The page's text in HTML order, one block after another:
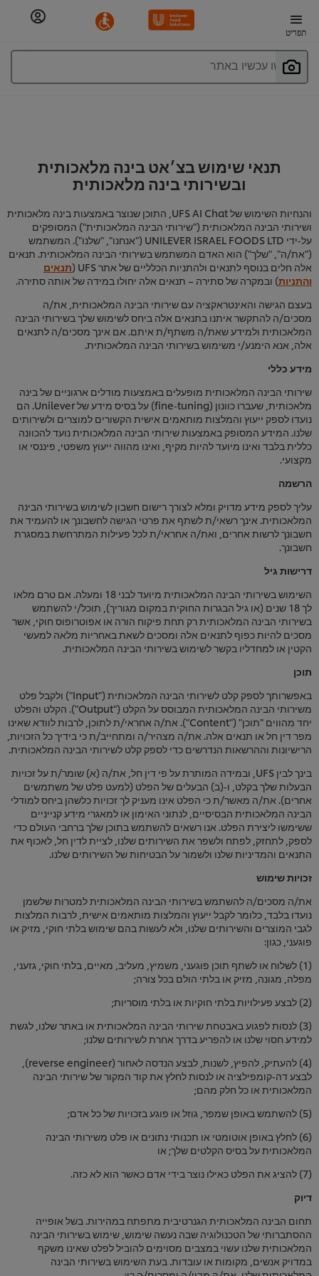
תפריט
חפשו עכשיו באתר
תנאי שימוש בצ׳אט בינה מלאכותית
ובשירותי בינה מלאכותית
והנחיות השימוש של UFS AI Chat, התוכן שנוצר באמצעות בינה מלאכותית
ושירותי הבינה המלאכותית ("שירותי הבינה המלאכותית") המסופקים
על‑ידי UNILEVER ISRAEL FOODS LTD ("אנחנו", "שלנו"). המשתמש
("את/ה", "שלך") הוא האדם המשתמש בשירותי הבינה המלאכותית. תנאים
אלה חלים בנוסף לתנאים ולהתניות הכלליים של אתר UFS (
תנאים
והתניות) ובמקרה של סתירה – תנאים אלה יחולו במידה של אותה סתירה.
בעצם הגישה והאינטראקציה עם שירותי הבינה המלאכותית, את/ה
מסכים/ה להתקשר איתנו בתנאים אלה ביחס לשימוש שלך בשירותי הבינה
המלאכותית ולמידע שאת/ה משתף/ת איתם. אם אינך מסכים/ה לתנאים
אלה, אנא הימנע/י משימוש בשירותי הבינה המלאכותית.
מידע כללי
שירותי הבינה המלאכותית מופעלים באמצעות מודלים ארגוניים של בינה
מלאכותית, שעברו כוונון (fine‑tuning) על בסיס מידע של Unilever. הם
נועדו לספק ייעוץ והמלצות מותאמים אישית הקשורים למוצרים ולשירותים
שלנו. המידע המסופק באמצעות שירותי הבינה המלאכותית נועד להכוונה
כללית בלבד ואינו מיועד להיות מקיף, ואינו מהווה ייעוץ משפטי, פיננסי או
מקצועי.
הרשמה
עליך לספק מידע מדויק ומלא לצורך רישום חשבון לשימוש בשירותי הבינה
המלאכותית. אינך רשאי/ת לשתף את פרטי הגישה לחשבונך או להעמיד את
חשבונך לרשות אחרים, ואת/ה אחראי/ת לכל פעילות המתרחשת במסגרת
חשבונך.
דרישות גיל
השימוש בשירותי הבינה המלאכותית מיועד לבני 18 ומעלה. אם טרם מלאו
לך 18 שנים (או גיל הבגרות החוקית במקום מגוריך), תוכל/י להשתמש
בשירותי הבינה המלאכותית רק תחת פיקוח הורה או אפוטרופוס חוקי, אשר
מסכים להיות כפוף לתנאים אלה ומסכים לשאת באחריות מלאה למעשי
הקטין או למחדליו בקשר לשימוש בשירותי הבינה המלאכותית.
תוכן
באפשרותך לספק קלט לשירותי הבינה המלאכותית ("Input") ולקבל פלט
משירותי הבינה המלאכותית המבוסס על הקלט ("Output"). הקלט והפלט
יחד מהווים "תוכן" ("Content"). את/ה אחראי/ת לתוכן, לרבות לוודא שאינו
מפר דין חל או תנאים אלה. את/ה מצהיר/ה ומתחייב/ת כי בידיך כל הזכויות,
הרישיונות וההרשאות הנדרשים כדי לספק קלט לשירותי הבינה המלאכותית.
בינך לבין UFS, ובמידה המותרת על פי דין חל, את/ה (א) שומר/ת על זכויות
הבעלות שלך בקלט, ו‑(ב) הבעלים של הפלט (למעט פלט של משתמשים
אחרים). את/ה מאשר/ת כי הפלט אינו מעניק לך זכויות כלשהן ביחס למודלי
הבינה המלאכותית הבסיסיים, לנתוני האימון או למאגרי מידע קנייניים
ששימשו ליצירת הפלט. אנו רשאים להשתמש בתוכן שלך ברחבי העולם כדי
לספק, לתחזק, לפתח ולשפר את השירותים שלנו, לציית לדין חל, לאכוף את
התנאים והמדיניות שלנו ולשמור על הבטיחות של השירותים שלנו.
זכויות שימוש
את/ה מסכים/ה להשתמש בשירותי הבינה המלאכותית למטרות שלשמן
נועדו בלבד, כלומר לקבל ייעוץ והמלצות מותאמים אישית, לרבות המלצות
לגבי המוצרים והשירותים שלנו, ולא לעשות בהם שימוש בלתי חוקי, מזיק או
פוגעני, כגון:
(1) לשלוח או לשתף תוכן פוגעני, משמיץ, מעליב, מאיים, בלתי חוקי, גזעני,
מפלה, מגונה, מזיק או בלתי הולם בכל צורה;
(2) לבצע פעילויות בלתי חוקיות או בלתי מוסריות;
(3) לנסות לפגוע באבטחת שירותי הבינה המלאכותית או באתר שלנו, לגשת
למידע חסוי שלנו או להפריע בדרך אחרת לשירותים שלנו;
(4) להעתיק, להפיץ, לשנות, לבצע הנדסה לאחור (reverse engineer),
לבצע דה‑קומפילציה או לנסות לחלץ את קוד המקור של שירותי הבינה
המלאכותית או כל חלק מהם;
(5) להשתמש באופן שמפר, גוזל או פוגע בזכויות של כל אדם;
(6) לחלץ באופן אוטומטי או תכנותי נתונים או פלט משירותי הבינה
המלאכותית על בסיס הקלטים שלך; או
(7) להציג את הפלט כאילו נוצר בידי אדם כאשר הוא לא כזה.
דיוק
תחום הבינה המלאכותית הגנרטיבית מתפתח במהירות. בשל אופייה
ההסתברותי של הטכנולוגיה שבה נעשה שימוש, שימוש בשירותי הבינה
המלאכותית שלנו עשוי במצבים מסוימים להוביל לפלט שאינו משקף
במדויק אנשים, מקומות או עובדות. בעת השימוש בשירותי הבינה